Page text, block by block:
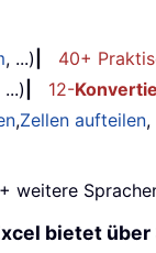
, ...)
40+
...) 12-
,Zellen aufteilen,
weitere
bietet